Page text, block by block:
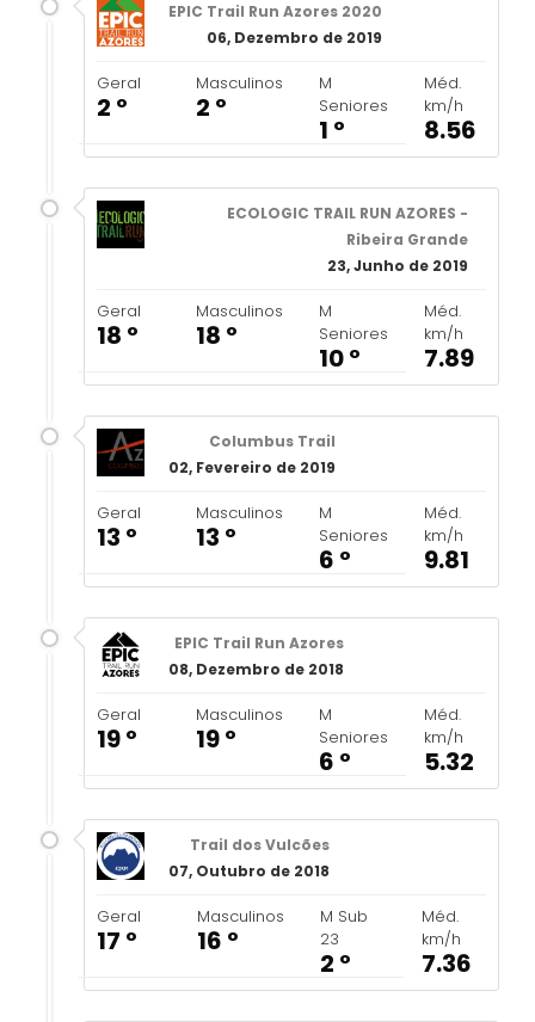
EPIC Trail Run Azores 2020
06, Dezembro de 2019
Geral
2 º
Masculinos
2 º
M
Seniores
1 º
Méd.
km/h
8.56
ECOLOGIC TRAIL RUN AZORES -
Ribeira Grande
23, Junho de 2019
Geral
18 º
Masculinos
18 º
M
Seniores
10 º
Méd.
km/h
7.89
Columbus Trail
02, Fevereiro de 2019
Geral
13 º
Masculinos
13 º
M
Seniores
6 º
Méd.
km/h
9.81
EPIC Trail Run Azores
08, Dezembro de 2018
Geral
19 º
Masculinos
19 º
M
Seniores
6 º
Méd.
km/h
5.32
Trail dos Vulcões
07, Outubro de 2018
Geral
17 º
Masculinos
16 º
M Sub
23
2 º
Méd.
km/h
7.36